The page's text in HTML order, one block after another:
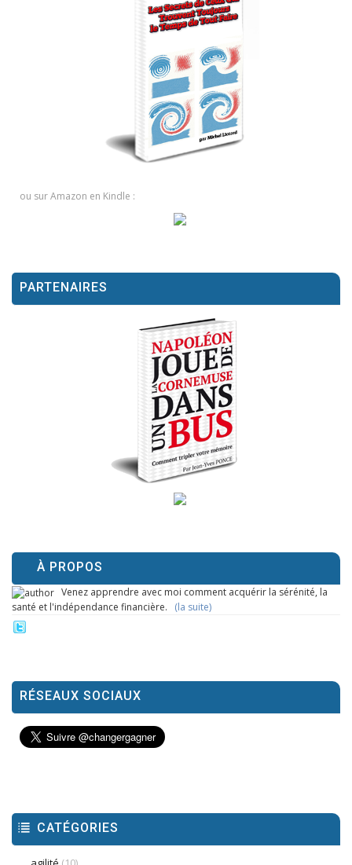
ou sur Amazon en Kindle :
PARTENAIRES
À PROPOS
Venez apprendre avec moi comment acquérir la sérénité, la
santé et l'indépendance financière. (la suite)
RÉSEAUX SOCIAUX
CATÉGORIES